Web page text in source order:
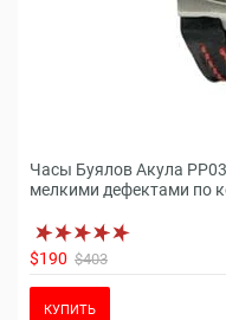
Часы Буялов Акула
мелкими дефектами по
$190 $403
КУПИТЬ